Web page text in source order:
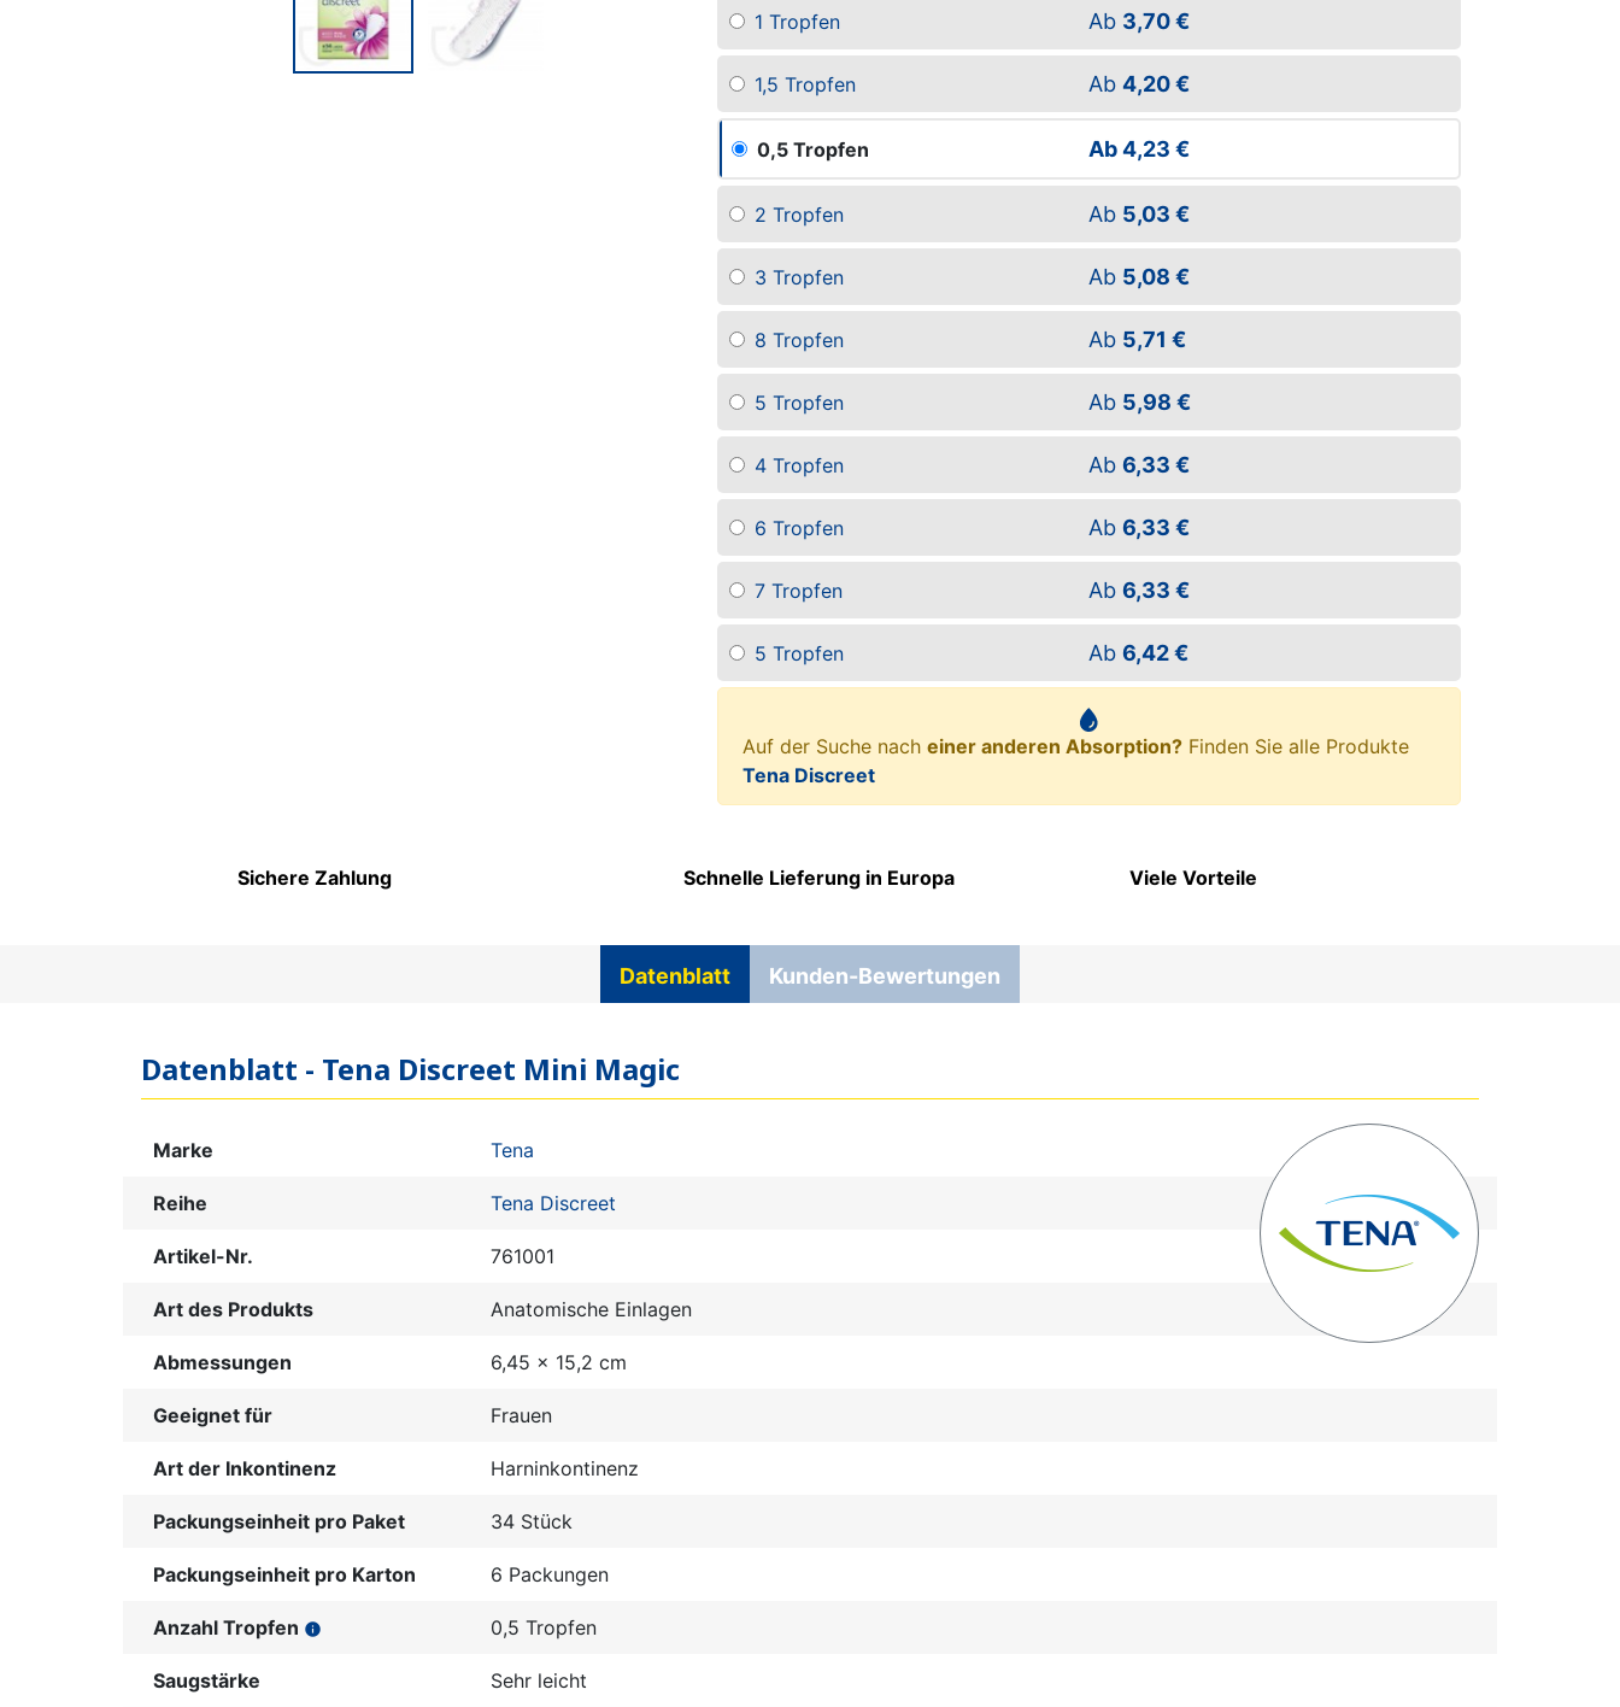
PFLEGEPRODUKTE FÜR
1 Tropfen Ab 3,70 €
1,5 Tropfen Ab4,20 €
0,5 Tropfen Ab4,23 €
2 Tropfen Ab 5,03 €
3 Tropfen Ab 5,08 €
8 Tropfen Ab 5,71 €
5 Tropfen Ab 5,98 €
4 Tropfen Ab6,33 €
6 Tropfen Ab6,33 €
7 Tropfen Ab6,33 €
5 Tropfen Ab6,42 €
Auf der Suche nach einer anderen Absorption?Finden Sie alle Produkte
Tena Discreet
Sichere Zahlung Schnelle Lieferung in Europa Viele Vorteile
Datenblatt Kunden-Bewertungen
Datenblatt - Tena Discreet Mini Magic
Marke Tena
Reihe Tena Discreet
Artikel-Nr. 761001
Art des Produkts Anatomische Einlagen
Abmessungen 6,45 x 15,2 cm
Geeignet für Frauen
Art der Inkontinenz Harninkontinenz
Packungseinheit pro Paket 34 Stück
Packungseinheit pro Karton 6 Packungen
Anzahl Tropfen info 0,5 Tropfen
Saugstärke Sehr leicht